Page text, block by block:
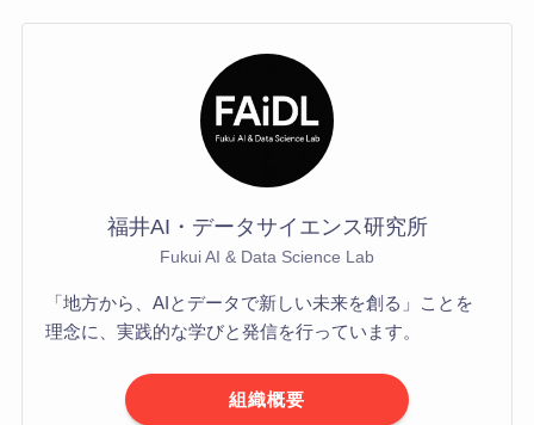
福井AI・データサイエンス研究所
Fukui AI & Data Science Lab
「地方から、AIとデータで新しい未来を創る」ことを
理念に、実践的な学びと発信を行っています。
組織概要